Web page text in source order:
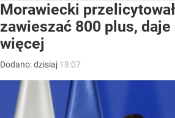
Morawiecki
zawieszać 800 plus,
więcej
Dodano:dzisiaj 18:07